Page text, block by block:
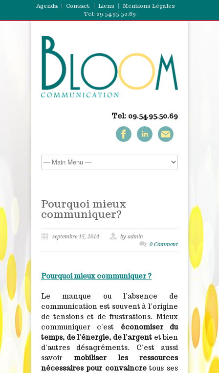
Agenda Contact Liens
Mentions Légales
Tel: 09.54.95.50.69
Tel: 09.54.95.50.69
Pourquoi mieux
communiquer?
septembre 15, 2014
by admin
0 Comment
Pourquoi mieux communiquer ?
Le manque ou l’absence de
communication est souvent à l’origine
de tensions et de frustrations. Mieux
communiquer c’est économiser du
temps, de l’énergie, de l’argent et bien
d’autres désagréments. C’est aussi
savoir mobiliser les ressources
nécessaires pour convaincretous ses